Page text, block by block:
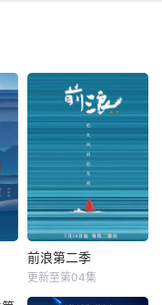
前浪第二季
更新至第04集